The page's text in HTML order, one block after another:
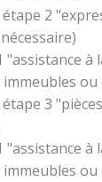
2
"assistance
3
"assistance